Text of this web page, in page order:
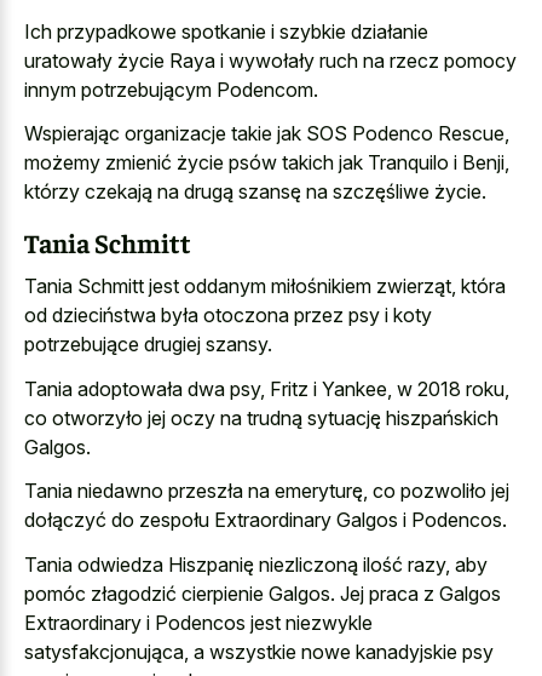
Ich przypadkowe spotkanie i szybkie działanie
uratowały życie Raya i wywołały ruch na rzecz pomocy
innym potrzebującym Podencom.
Wspierając organizacje takie jak SOS Podenco Rescue,
możemy zmienić życie psów takich jak Tranquilo i Benji,
którzy czekają na drugą szansę na szczęśliwe życie.
Tania Schmitt
Tania Schmitt jest oddanym miłośnikiem zwierząt, która
od dzieciństwa była otoczona przez psy i koty
potrzebujące drugiej szansy.
Tania adoptowała dwa psy, Fritz i Yankee, w 2018 roku,
co otworzyło jej oczy na trudną sytuację hiszpańskich
Galgos.
Tania niedawno przeszła na emeryturę, co pozwoliło jej
dołączyć do zespołu Extraordinary Galgos i Podencos.
Tania odwiedza Hiszpanię niezliczoną ilość razy, aby
pomóc złagodzić cierpienie Galgos. Jej praca z Galgos
Extraordinary i Podencos jest niezwykle
satysfakcjonująca, a wszystkie nowe kanadyjskie psy